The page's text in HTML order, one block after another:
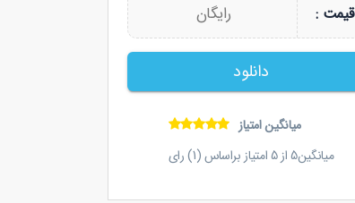
قیمت : رایگان
دانلود
میانگین امتیاز
میانگین5از5امتیاز براساس (1) رای